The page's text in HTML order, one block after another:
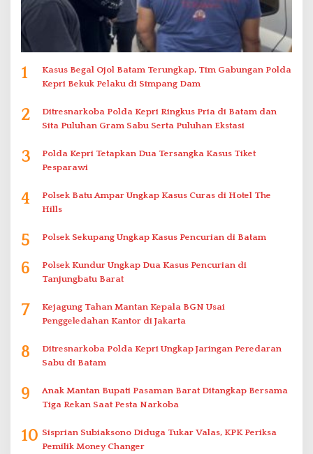
1
Kasus Begal Ojol Batam Terungkap, Tim Gabungan Polda
Kepri Bekuk Pelaku di Simpang Dam
2
Ditresnarkoba Polda Kepri Ringkus Pria di Batam dan
Sita Puluhan Gram Sabu Serta Puluhan Ekstasi
3
Polda Kepri Tetapkan Dua Tersangka Kasus Tiket
Pesparawi
4
Polsek Batu Ampar Ungkap Kasus Curas di Hotel The
Hills
5 Polsek Sekupang Ungkap Kasus Pencurian di Batam
6
Polsek Kundur Ungkap Dua Kasus Pencurian di
Tanjungbatu Barat
7
Kejagung Tahan Mantan Kepala BGN Usai
Penggeledahan Kantor di Jakarta
8
Ditresnarkoba Polda Kepri Ungkap Jaringan Peredaran
Sabu di Batam
9
Anak Mantan Bupati Pasaman Barat Ditangkap Bersama
Tiga Rekan Saat Pesta Narkoba
10 Sisprian Subiaksono Diduga Tukar Valas, KPK Periksa
Pemilik Money Changer